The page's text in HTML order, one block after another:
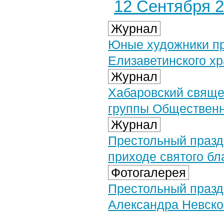
12 Сентября
Журнал
Юные художники
Елизаветинского
Журнал
Хабаровский
группы
Журнал
Престольный
приходе святого
Фотогалерея
Престольный
Александра